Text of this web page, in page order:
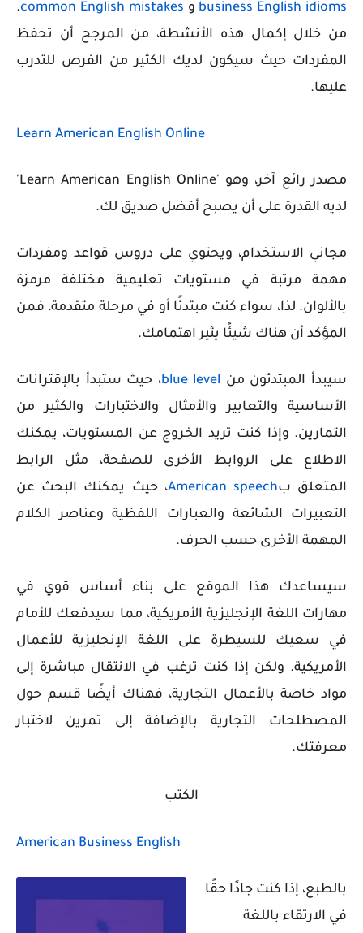
business English idioms و common English mistakes
.
من خلال إكمال هذه الأنشطة، من المرجح أن تحفظ
المفردات حيث سيكون لديك الكثير من الفرص للتدرب
عليها.
Learn American English Online
مصدر رائع آخر، وهو 'Learn American English Online'
لديه القدرة على أن يصبح أفضل صديق لك.
مجاني الاستخدام، ويحتوي على دروس قواعد ومفردات
مهمة مرتبة في مستويات تعليمية مختلفة مرمزة
بالألوان. لذا، سواء كنت مبتدئًا أو في مرحلة متقدمة، فمن
المؤكد أن هناك شيئًا يثير اهتمامك.
سيبدأ المبتدئون من blue level، حيث ستبدأ بالإقترانات
الأساسية والتعابير والأمثال والاختبارات والكثير من
التمارين. وإذا كنت تريد الخروج عن المستويات، يمكنك
الاطلاع على الروابط الأخرى للصفحة، مثل الرابط
المتعلق بAmerican speech، حيث يمكنك البحث عن
التعبيرات الشائعة والعبارات اللفظية وعناصر الكلام
المهمة الأخرى حسب الحرف.
سيساعدك هذا الموقع على بناء أساس قوي في
مهارات اللغة الإنجليزية الأمريكية، مما سيدفعك للأمام
في سعيك للسيطرة على اللغة الإنجليزية للأعمال
الأمريكية. ولكن إذا كنت ترغب في الانتقال مباشرة إلى
مواد خاصة بالأعمال التجارية، فهناك أيضًا قسم حول
المصطلحات التجارية بالإضافة إلى تمرين لاختبار
معرفتك.
الكتب
American Business English
بالطبع، إذا كنت جادًا حقًا
في الارتقاء باللغة